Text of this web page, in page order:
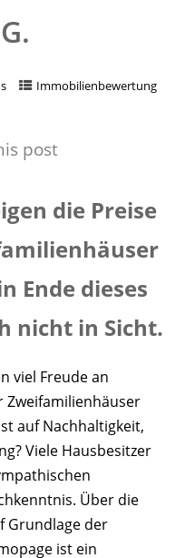
Immobilienbewertung
post
die Preise
Ende dieses
nicht in Sicht.
viel Freude an
Zweifamilienhäuser
auf Nachhaltigkeit,
Viele Hausbesitzer
Über die
Grundlage der
ist ein